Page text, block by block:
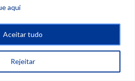
aqui
Rejeitar
Aceitar tudo